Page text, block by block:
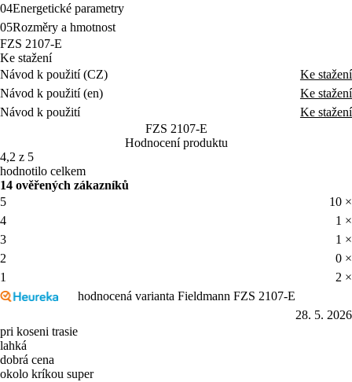
04Energetické parametry
05Rozměry a hmotnost
FZS 2107-E
Ke stažení
Návod k použití (CZ)
Ke stažení
Návod k použití (en)
Ke stažení
Návod k použití
Ke stažení
FZS 2107-E
Hodnocení produktu
4,2 z 5
hodnotilo celkem
14 ověřených zákazníků
5
10 ×
4
1 ×
3
1 ×
2
0 ×
1
2 ×
hodnocená varianta Fieldmann FZS 2107-E
28. 5. 2026
pri koseni trasie
lahká
dobrá cena
okolo kríkou super